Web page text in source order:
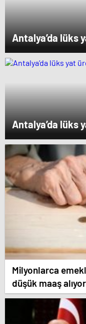
Antalya’da lüks
Antalya’da lüks
Milyonlarca
düşük maaş